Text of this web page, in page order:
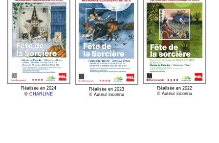
Réalisée en 2024
©CHARLINE
Réalisée en 2023
© Auteur inconnu
Réalisée en 2022
© Auteur inconnu